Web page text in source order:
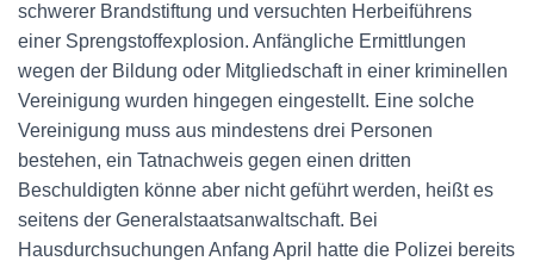
schwerer Brandstiftung und versuchten Herbeiführens
einer Sprengstoffexplosion. Anfängliche Ermittlungen
wegen der Bildung oder Mitgliedschaft in einer kriminellen
Vereinigung wurden hingegen eingestellt. Eine solche
Vereinigung muss aus mindestens drei Personen
bestehen, ein Tatnachweis gegen einen dritten
Beschuldigten könne aber nicht geführt werden, heißt es
seitens der Generalstaatsanwaltschaft. Bei
Hausdurchsuchungen Anfang April hatte die Polizei bereits